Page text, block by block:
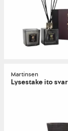
Martinsen
Lysestake ito